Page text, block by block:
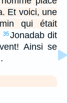
Et voici, une
qui était
35Jonadab dit
Ainsi se